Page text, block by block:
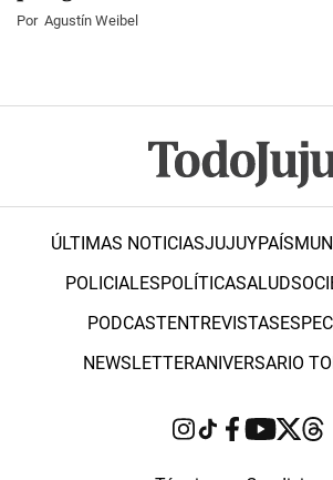
Por Agustín Weibel
ÚLTIMAS NOTICIASJUJUYPAÍS
POLICIALESPOLÍTICASALUD
PODCASTENTREVISTAS
NEWSLETTERANIVERSARIO